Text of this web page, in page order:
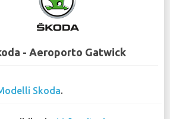
- Aeroporto Gatwick
Skoda.